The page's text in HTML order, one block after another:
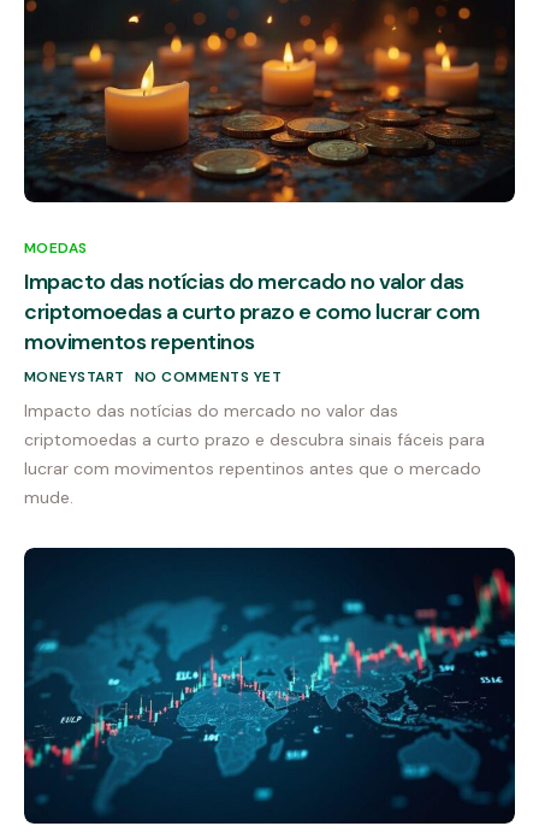
MOEDAS
Impacto das notícias do mercado no valor das
criptomoedas a curto prazo e como lucrar com
movimentos repentinos
MONEYSTART NO COMMENTS YET
Impacto das notícias do mercado no valor das
criptomoedas a curto prazo e descubra sinais fáceis para
lucrar com movimentos repentinos antes que o mercado
mude.